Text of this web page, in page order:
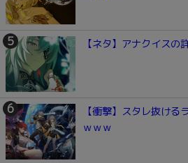
【ネタ】アナクイスの
【衝撃】スタレ抜ける
ｗｗｗ